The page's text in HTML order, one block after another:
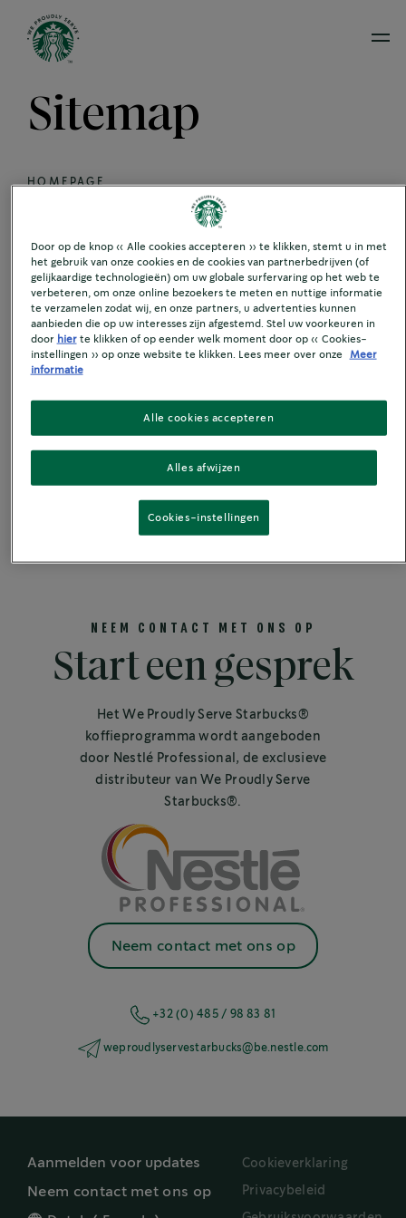
Sitemap
HOMEPAGE
OPLOSSINGEN
UITGELICHTE KANALEN
NEEM CONTACT MET ONS OP
Start een gesprek
Het We Proudly Serve Starbucks®
koffieprogramma wordt aangeboden
door Nestlé Professional, de exclusieve
distributeur van We Proudly Serve
Starbucks®.
Neem contact met ons op
+32 (0) 485 / 98 83 81
weproudlyservestarbucks@be.nestle.com
Aanmelden voor updates
Neem contact met ons op
Cookieverklaring
Privacybeleid
Door op de knop « Alle cookies accepteren » te klikken, stemt u in met
het gebruik van onze cookies en de cookies van partnerbedrijven (of
gelijkaardige technologieën) om uw globale surfervaring op het web te
verbeteren, om onze online bezoekers te meten en nuttige informatie
te verzamelen zodat wij, en onze partners, u advertenties kunnen
aanbieden die op uw interesses zijn afgestemd. Stel uw voorkeuren in
door hierte klikken of op eender welk moment door op « Cookies-
instellingen » op onze website te klikken. Lees meer over onze
Meer
informatie
Alles afwijzen
Alle cookies accepteren
Cookies-instellingen